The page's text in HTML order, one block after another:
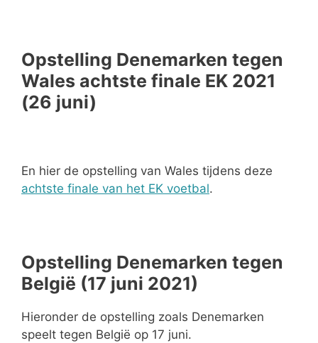
Opstelling Denemarken tegen
Wales achtste finale EK 2021
(26 juni)
En hier de opstelling van Wales tijdens deze
achtste finale van het EK voetbal.
Opstelling Denemarken tegen
België (17 juni 2021)
Hieronder de opstelling zoals Denemarken
speelt tegen België op 17 juni.